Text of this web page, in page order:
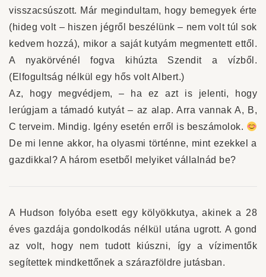
visszacsúszott. Már megindultam, hogy bemegyek érte
(hideg volt – hiszen jégről beszélünk – nem volt túl sok
kedvem hozzá), mikor a saját kutyám megmentett ettől.
A nyakörvénél fogva kihúzta Szendit a vízből.
(Elfogultság nélkül egy hős volt Albert.)
Az, hogy megvédjem, – ha ez azt is jelenti, hogy
lerúgjam a támadó kutyát – az alap. Arra vannak A, B,
C terveim. Mindig. Igény esetén erről is beszámolok.
De mi lenne akkor, ha olyasmi történne, mint ezekkel a
gazdikkal? A három esetből melyiket vállalnád be?
A Hudson folyóba esett egy kölyökkutya, akinek a 28
éves gazdája gondolkodás nélkül utána ugrott. A gond
az volt, hogy nem tudott kiúszni, így a vízimentők
segítettek mindkettőnek a szárazföldre jutásban.